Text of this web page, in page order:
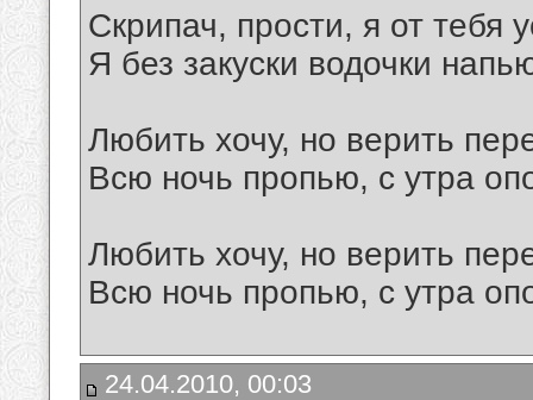
Скрипач, прости, я от тебя
Я без закуски водочки
Любить хочу, но верить
Всю ночь пропью, с утра
Любить хочу, но верить
Всю ночь пропью, с утра
24.04.2010, 00:03